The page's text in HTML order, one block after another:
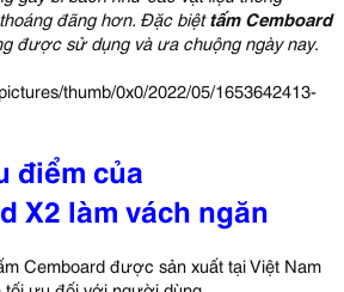
đãng hơn. Đặc biệttấm Cemboard
được sử dụng và ưa chuộng ngày nay.
điểm của
X2 làm vách ngăn
Cemboard được sản xuất tại Việt Nam